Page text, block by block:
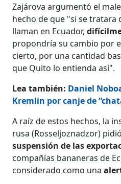
Zajárova argumentó el
hecho de que "si se tratara
llaman en Ecuador,
propondría su cambio por
cierto, por una cantidad
que Quito lo entienda así".
Lea también: Daniel
Kremlin por canje de
A raíz de estos hechos, la
rusa (Rosseljoznadzor)
suspensión de las
compañías bananeras de
considerado como una